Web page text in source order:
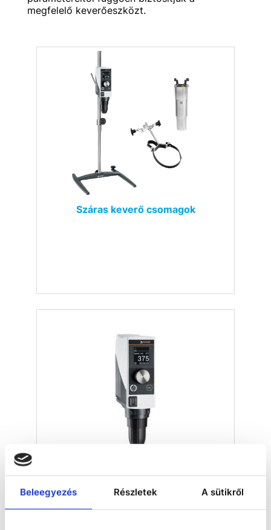
Beleegyezés Részletek A sütikről
megfelelő keverőeszközt.
Száras keverő csomagok